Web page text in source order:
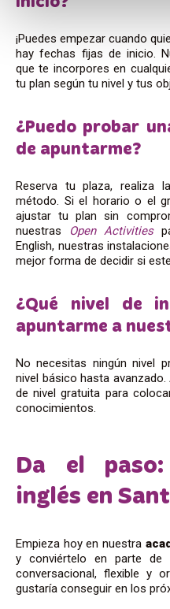
¡Puedes empezar cuando
hay fechas fijas de inicio.
que te incorpores en
tu plan según tu nivel y tus
¿Puedo probar
de apuntarme?
Reserva tu plaza, realiza
método. Si el horario o el
ajustar tu plan sin
nuestras
Open Activities
English, nuestras
mejor forma de decidir si
¿Qué nivel de
apuntarme a
No necesitas ningún nivel
nivel básico hasta
de nivel gratuita para
conocimientos.
Da el
inglés en
Empieza hoy en nuestra
y conviértelo en parte
conversacional, flexible y
gustaría conseguir en los